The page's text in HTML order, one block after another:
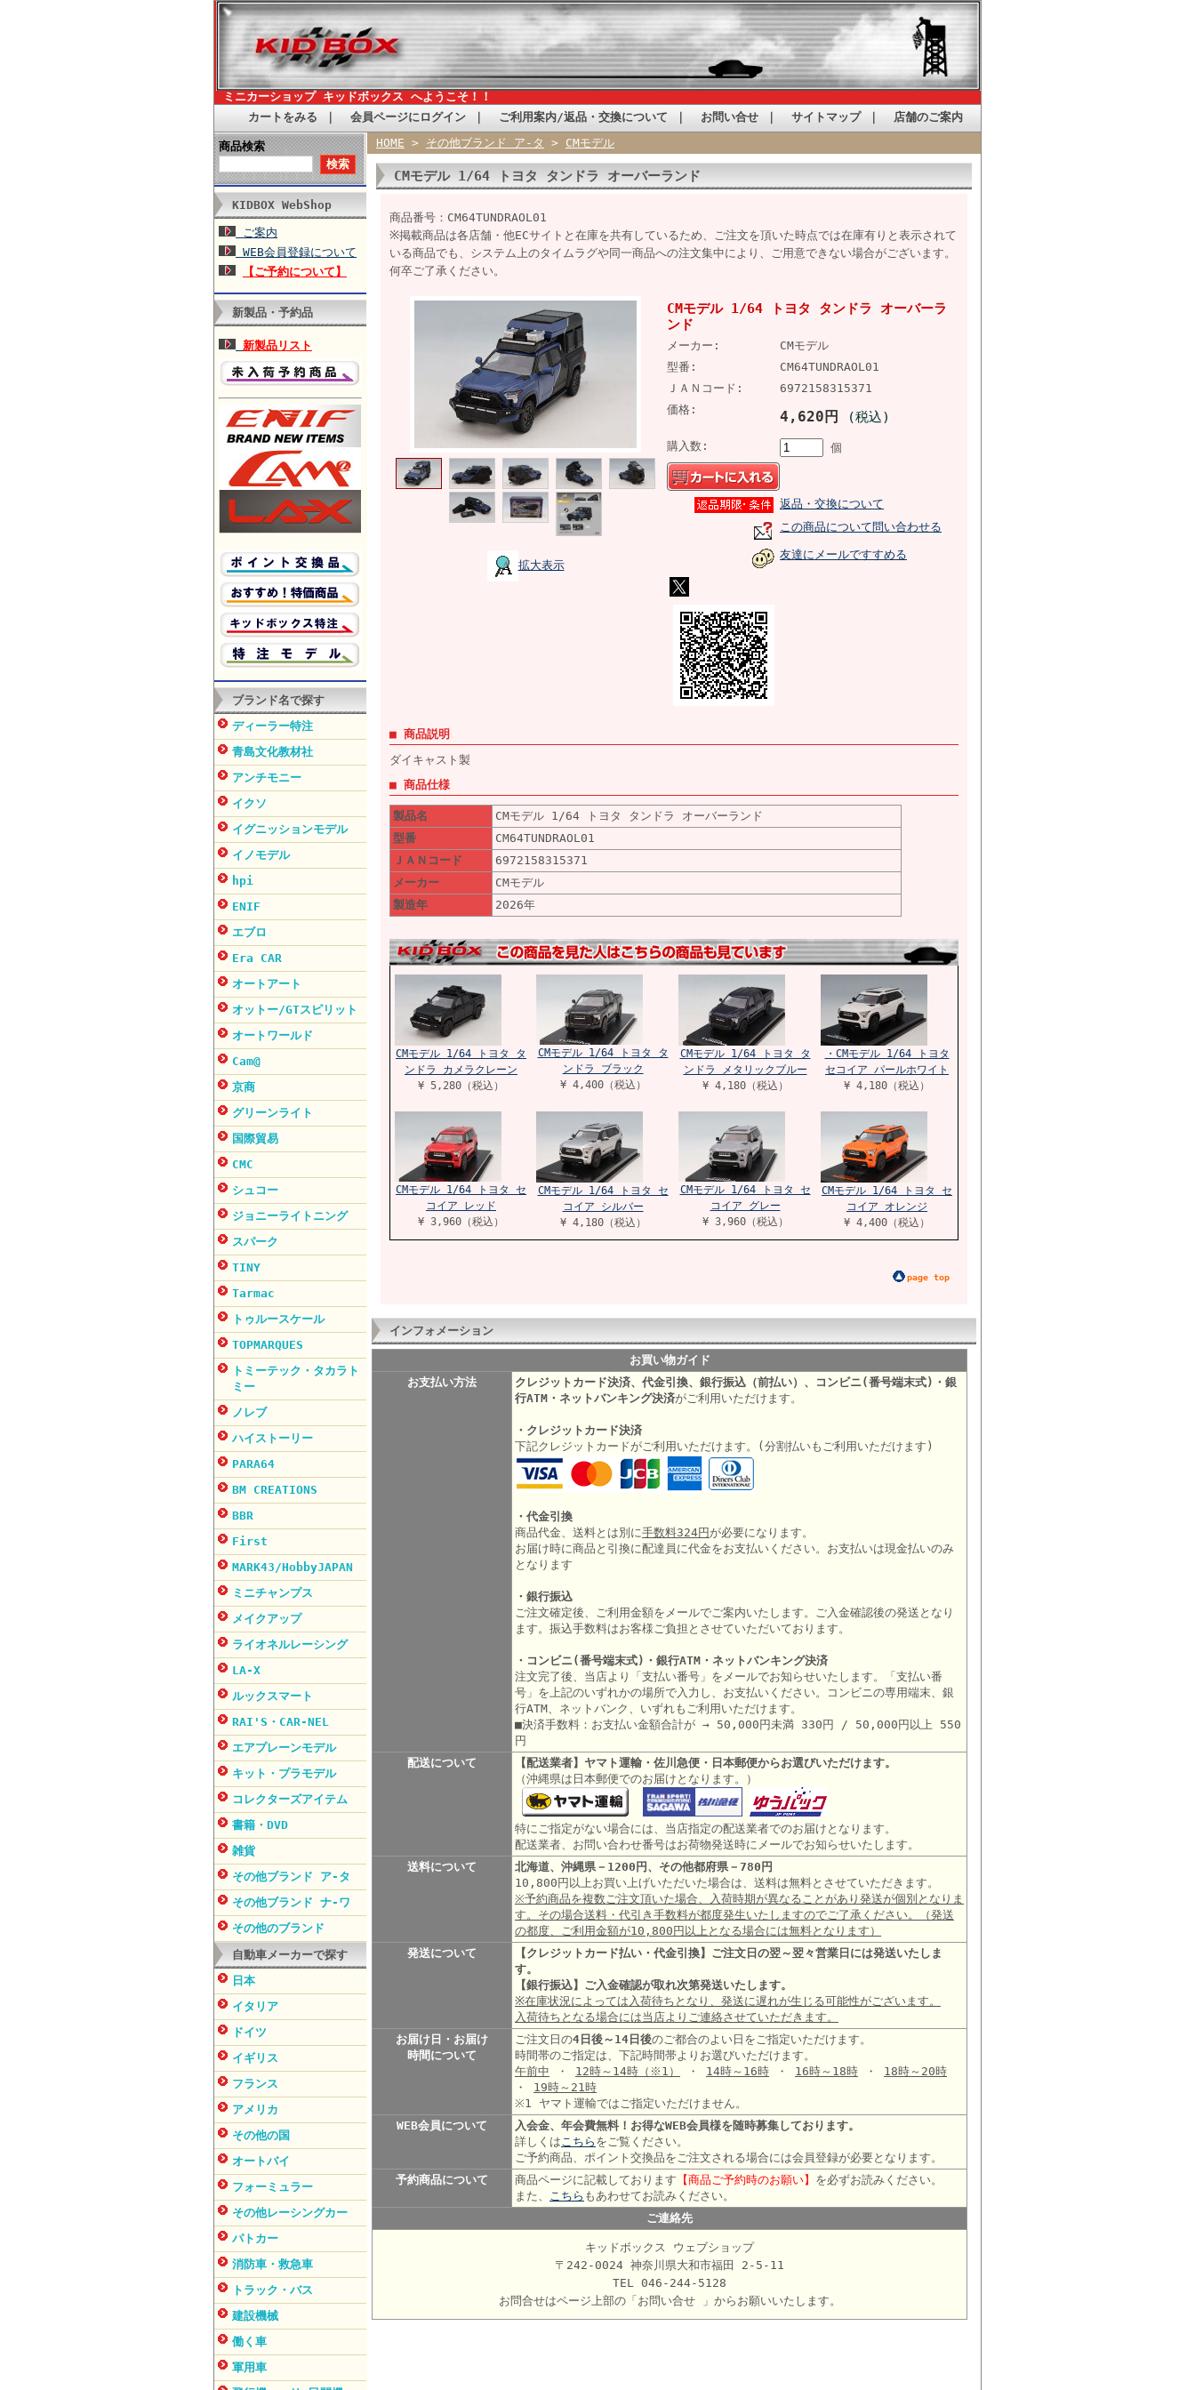
ミニカーショップ キッドボックス へようこそ！！
カートをみる
会員ページにログイン ご利用案内/返品・交換について お問い合せ サイトマップ｜ 店舗のご案内
商品検索
KIDBOX WebShop
ご案内
WEB会員登録について
【ご予約について】
新製品・予約品
新製品リスト
ブランド名で探す
ディーラー特注
青島文化教材社
アンチモニー
イクソ
イグニッションモデル
イノモデル
hpi
ENIF
エブロ
Era CAR
オートアート
オットー/GTスピリット
オートワールド
Cam@
京商
グリーンライト
国際貿易
CMC
シュコー
ジョニーライトニング
スパーク
TINY
Tarmac
トゥルースケール
TOPMARQUES
トミーテック・タカラト
ミー
ノレブ
ハイストーリー
PARA64
BM CREATIONS
BBR
First
MARK43/HobbyJAPAN
ミニチャンプス
メイクアップ
ライオネルレーシング
LA-X
ルックスマート
RAI'S・CAR-NEL
エアプレーンモデル
キット・プラモデル
コレクターズアイテム
書籍・DVD
雑貨
その他ブランド ア-タ
その他ブランド ナ-ワ
その他のブランド
自動車メーカーで探す
日本
イタリア
ドイツ
イギリス
フランス
アメリカ
その他の国
オートバイ
フォーミュラー
その他レーシングカー
パトカー
消防車・救急車
トラック・バス
建設機械
働く車
軍用車
HOME > その他ブランド ア-タ > CMモデル
CMモデル 1/64 トヨタ タンドラ オーバーランド
商品番号：CM64TUNDRAOL01
※掲載商品は各店舗・他ECサイトと在庫を共有しているため、ご注文を頂いた時点では在庫有りと表示されて
いる商品でも、システム上のタイムラグや同一商品への注文集中により、ご用意できない場合がございます。
何卒ご了承ください。
拡大表示
CMモデル 1/64 トヨタ タンドラ オーバーラ
ンド
メーカー:
CMモデル
型番:
CM64TUNDRAOL01
ＪＡＮコード:
6972158315371
価格:
4,620円 (税込)
購入数: 個
返品・交換について
この商品について問い合わせる
友達にメールですすめる
■ 商品説明
ダイキャスト製
■ 商品仕様
製品名
CMモデル 1/64 トヨタ タンドラ オーバーランド
型番
CM64TUNDRAOL01
ＪＡＮコード
6972158315371
メーカー
CMモデル
製造年
2026年
CMモデル 1/64 トヨタ タ
ンドラ カメラクレーン
¥ 5,280（税込）
CMモデル 1/64 トヨタ タ
ンドラ ブラック
¥ 4,400（税込）
CMモデル 1/64 トヨタ タ
ンドラ メタリックブルー
¥ 4,180（税込）
・CMモデル 1/64 トヨタ
セコイア パールホワイト
¥ 4,180（税込）
CMモデル 1/64 トヨタ セ
コイア レッド
¥ 3,960（税込）
CMモデル 1/64 トヨタ セ
コイア シルバー
¥ 4,180（税込）
CMモデル 1/64 トヨタ セ
コイア グレー
¥ 3,960（税込）
CMモデル 1/64 トヨタ セ
コイア オレンジ
¥ 4,400（税込）
page top
インフォメーション
お買い物ガイド
お支払い方法
クレジットカード決済、代金引換、銀行振込（前払い）、コンビニ(番号端末式)・銀
行ATM・ネットバンキング決済がご利用いただけます。
・クレジットカード決済
下記クレジットカードがご利用いただけます。(分割払いもご利用いただけます)
・代金引換
商品代金、送料とは別に手数料324円 が必要になります。
お届け時に商品と引換に配達員に代金をお支払いください。お支払いは現金払いのみ
となります
・銀行振込
ご注文確定後、ご利用金額をメールでご案内いたします。ご入金確認後の発送となり
ます。振込手数料はお客様ご負担とさせていただいております。
・コンビニ(番号端末式)・銀行ATM・ネットバンキング決済
注文完了後、当店より「支払い番号」をメールでお知らせいたします。「支払い番
号」を上記のいずれかの場所で入力し、お支払いください。コンビニの専用端末、銀
行ATM、ネットバンク、いずれもご利用いただけます。
■決済手数料：お支払い金額合計が → 50,000円未満 330円 / 50,000円以上 550
円
配送について
【配送業者】ヤマト運輸・佐川急便・日本郵便からお選びいただけます。
（沖縄県は日本郵便でのお届けとなります。）
特にご指定がない場合には、当店指定の配送業者でのお届けとなります。
配送業者、お問い合わせ番号はお荷物発送時にメールでお知らせいたします。
送料について
北海道、沖縄県－1200円、その他都府県－780円
10,800円以上お買い上げいただいた場合は、送料は無料とさせていただきます。
※予約商品を複数ご注文頂いた場合、入荷時期が異なることがあり発送が個別となりま
す。その場合送料・代引き手数料が都度発生いたしますのでご了承ください。（発送
の都度、ご利用金額が10,800円以上となる場合には無料となります）
発送について
【クレジットカード払い・代金引換】ご注文日の翌～翌々営業日には発送いたしま
す。
【銀行振込】ご入金確認が取れ次第発送いたします。
※在庫状況によっては入荷待ちとなり、発送に遅れが生じる可能性がございます。
入荷待ちとなる場合には当店よりご連絡させていただきます。
お届け日・お届け
時間について
ご注文日の4日後～14日後のご都合のよい日をご指定いただけます。
時間帯のご指定は、下記時間帯よりお選びいただけます。
午前中 ・ 12時～14時 （※1） ・ 14時～16時 ・ 16時～18時 ・ 18時～20時
・ 19時～21時
※1 ヤマト運輸ではご指定いただけません。
WEB会員について
入会金、年会費無料！お得なWEB会員様を随時募集しております。
詳しくはこちら をご覧ください。
ご予約商品、ポイント交換品をご注文される場合には会員登録が必要となります。
予約商品について
商品ページに記載しております 【商品ご予約時のお願い】 を必ずお読みください。
また、 こちら もあわせてお読みください。
ご連絡先
キッドボックス ウェブショップ
〒242-0024 神奈川県大和市福田 2-5-11
TEL 046-244-5128
お問合せはページ上部の「お問い合せ 」からお願いいたします。